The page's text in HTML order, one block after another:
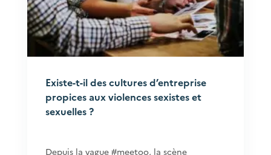
Existe-t-il des cultures d’entreprise
propices aux violences sexistes et
sexuelles ?
Depuis la vague #meetoo, la scène